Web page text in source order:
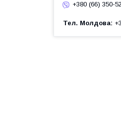
+380 (66) 350-
Тел. Молдова